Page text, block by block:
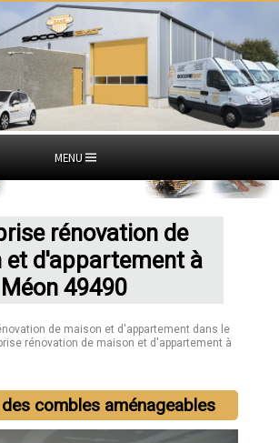
MENU
rénovation de
et d'appartement à
Méon 49490
de maison et d'appartement dans le
rénovation de maison et d'appartement à
combles aménageables